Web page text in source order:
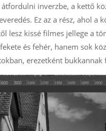
inverzbe, a kettő
Ez az a rész, ahol a
lesz kissé filmes jellege a
és fehér, hanem sok
erezetként bukkannak